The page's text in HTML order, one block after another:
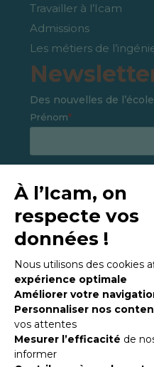
Travailler à l’Icam
Admissions
Les métiers de
Des nouvelles de